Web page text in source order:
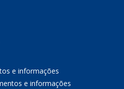
e informações
e informações